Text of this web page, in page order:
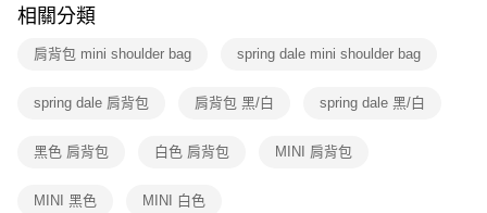
※ 交易是否成功請以「AFTEE先享後付 」之結帳頁面顯示為準，若有關於
是否繳費成功／繳費後需取消欲退款等相關疑問，請聯繫「AFTEE先享後付
客戶支援中心」https://netprotections.freshdesk.com/support/home
１．透過由恩沛科技股份有限公司提供之「AFTEE先享後付」服務完成之交
權轉讓予恩沛科技股份有限公司。
３．未成年的使用者請事先徵得法定代理人或監護人之同意方可使用
相關分類
肩背包 mini shoulder bag spring dale mini shoulder bag
spring dale 肩背包 肩背包 黑/白 spring dale 黑/白
黑色 肩背包 白色 肩背包 MINI 肩背包
MINI 黑色 MINI 白色